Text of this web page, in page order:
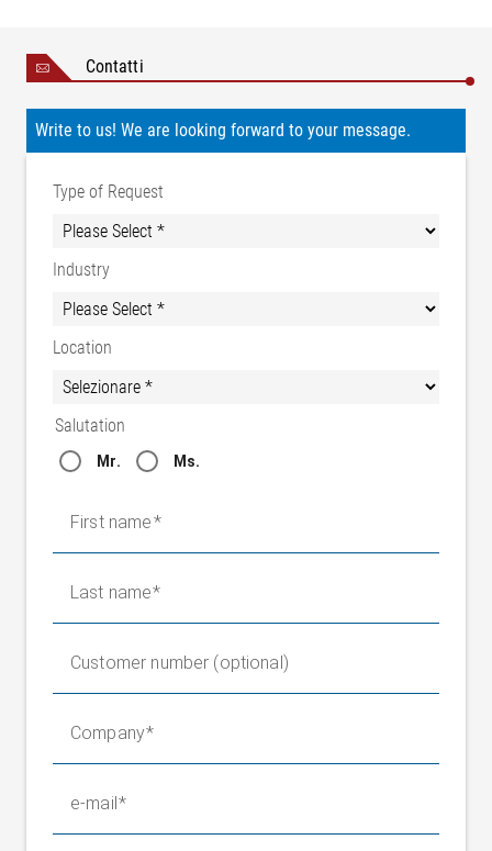
Contatti
Write to us! We are looking forward to your message.
Type of Request
Industry
Location
Salutation
Mr. Ms.
First name
Last name
Customer number (optional)
Company
e-mail